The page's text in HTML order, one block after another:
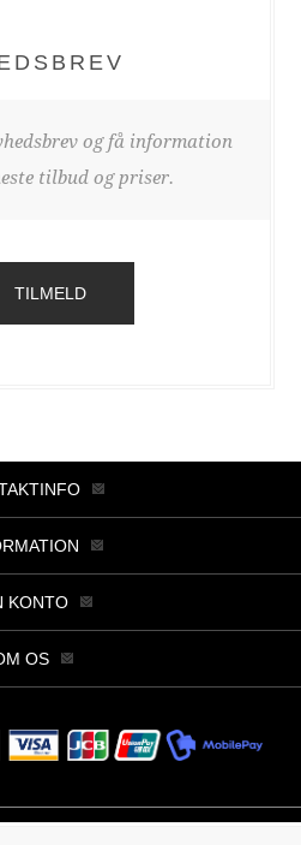
og få information
tilbud og priser.
TILMELD
KONTO
OS